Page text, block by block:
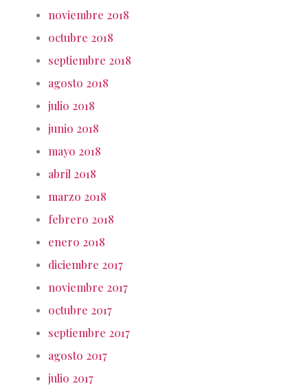
noviembre 2018
octubre 2018
septiembre 2018
agosto 2018
julio 2018
junio 2018
mayo 2018
abril 2018
marzo 2018
febrero 2018
enero 2018
diciembre 2017
noviembre 2017
octubre 2017
septiembre 2017
agosto 2017
julio 2017